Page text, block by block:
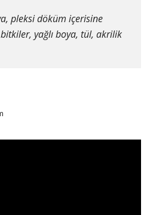
pleksi döküm içerisine
yağlı boya, tül, akrilik